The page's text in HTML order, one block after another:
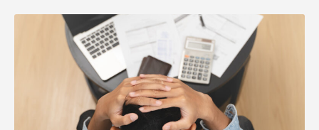
Agendar consulta